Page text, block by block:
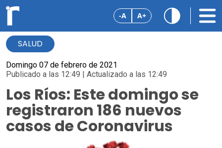
-A A+
SALUD
Domingo 07 de febrero de 2021
Publicado a las 12:49 | Actualizado a las 12:49
Los Ríos: Este domingo se
registraron 186 nuevos
casos de Coronavirus